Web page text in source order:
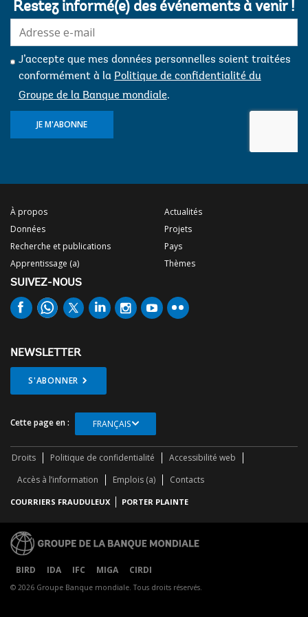
Restez informé(e) des événements à venir !
mail:
J’accepte que mes données personnelles soient traitées
conformément à la Politique de confidentialité du
Groupe de la Banque mondiale.
JE M'ABONNE
À propos
Données
Recherche et publications
Apprentissage (a)
Actualités
Projets
Pays
Thèmes
SUIVEZ-NOUS
NEWSLETTER
S'ABONNER
Cette page en : FRANÇAIS
Droits Politique de confidentialité
Accessibilité web
Accès à l’information
Emplois (a) Contacts
COURRIERS FRAUDULEUX PORTER PLAINTE
BIRD IDA IFC MIGA CIRDI
© 2026 Groupe Banque mondiale. Tous droits réservés.